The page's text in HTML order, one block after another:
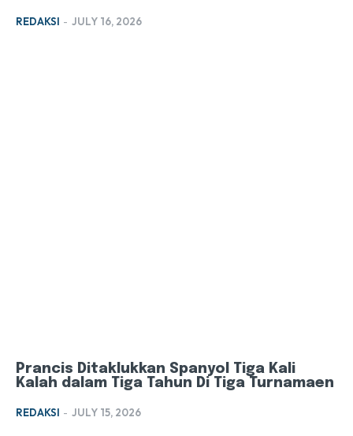
REDAKSI - JULY 16, 2026
Prancis Ditaklukkan Spanyol Tiga Kali
Kalah dalam Tiga Tahun Di Tiga Turnamaen
REDAKSI - JULY 15, 2026